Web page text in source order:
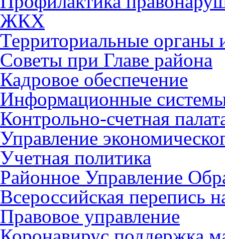
ЖКХ
Территориальные органы
Советы при Главе района
Кадровое обеспечение
Информационные
Контрольно-счетная
Управление
Учетная политика
Районное Управление
Всероссийская перепись
Правовое управление